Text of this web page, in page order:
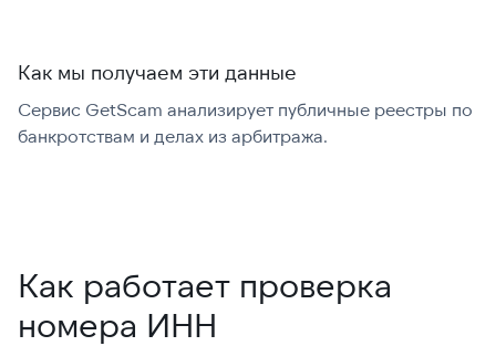
Как мы получаем эти данные
Сервис GetScam анализирует публичные реестры по
банкротствам и делах из арбитража.
Как работает проверка
номера ИНН